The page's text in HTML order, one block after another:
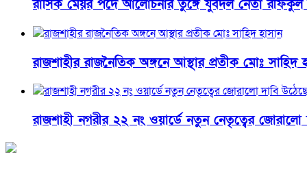
রাসিক মেয়র পদে আলোচনার তুঙ্গে যুবদল নেতা রফিকুল
রাজশাহীর রাজনৈতিক অঙ্গনে আস্থার প্রতীক মোঃ সাহিদ
রাজশাহী নগরীর ২২ নং ওয়ার্ডে নতুন নেতৃত্বের জোরালো